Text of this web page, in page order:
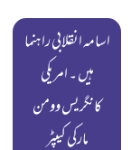
اسامہ انقلابی راہنما
ہیں ۔ امریکی
کانگریس وومن
مارکی کیپٹر